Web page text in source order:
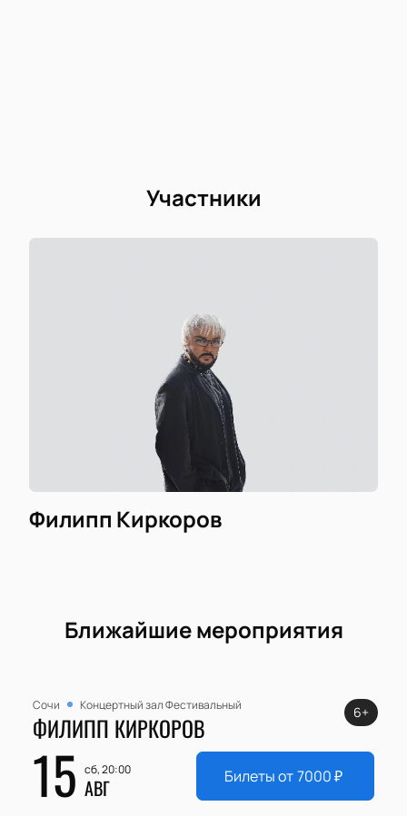
Участники
Филипп Киркоров
Ближайшие мероприятия
Сочи Концертный зал Фестивальный
ФИЛИПП КИРКОРОВ
15 сб, 20:00
АВГ
6+
Билеты от7000₽